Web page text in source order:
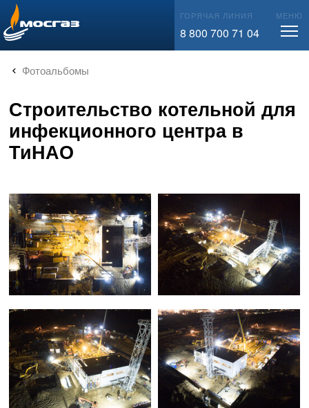
info@mos-gaz.ru ГОРЯЧАЯ ЛИНИЯ
8 800 700 71 04
МЕНЮ
Фотоальбомы
Строительство котельной для
инфекционного центра в
ТиНАО